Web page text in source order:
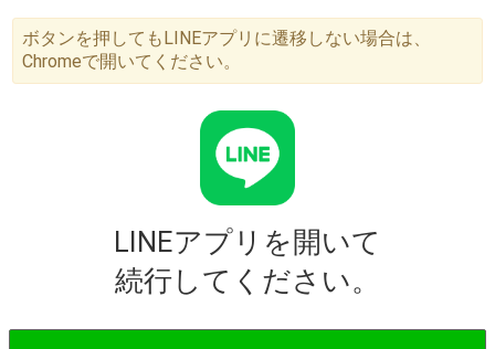
ボタンを押してもLINEアプリに遷移しない場合は、
Chromeで開いてください。
LINEアプリを開いて
続行してください。